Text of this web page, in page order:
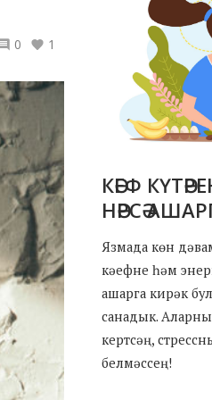
0 1
КӘЕФ
НӘРСӘ
Язмада көн
кәефне һәм
ашарга кирәк
санадык.
кертсәң,
белмәссең!